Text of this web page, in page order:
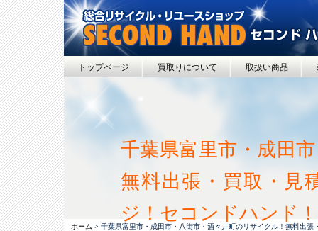
トップページ 買取りについて 取扱い商品
千葉県富里市・成田
無料出張・買取・見
ジ！セコンドハンド！
ホーム > 千葉県富里市・成田市・八街市・酒々井町のリサイクル！無料出